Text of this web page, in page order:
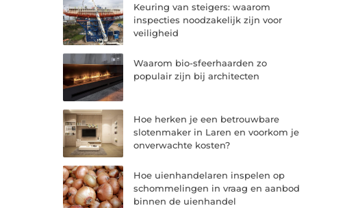
Keuring van steigers: waarom
inspecties noodzakelijk zijn voor
veiligheid
Waarom bio-sfeerhaarden zo
populair zijn bij architecten
Hoe herken je een betrouwbare
slotenmaker in Laren en voorkom je
onverwachte kosten?
Hoe uienhandelaren inspelen op
schommelingen in vraag en aanbod
binnen de uienhandel